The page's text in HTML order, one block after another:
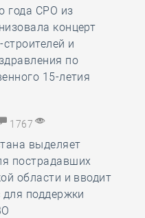
года СРО из
концерт
и
по
15-летия
1767
выделяет
пострадавших
области и вводит
для поддержки